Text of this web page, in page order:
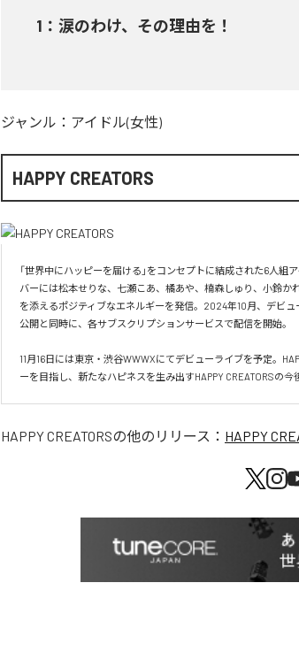
1 ： 涙のわけ、その理由を！
ジャンル： アイドル(女性)
HAPPY CREATORS
「世界中にハッピーを届ける」をコンセプトに結成された6人組
バーには松本せりな、七瀬こあ、橘あや、楠森しゅり、小鈴
を添えるポジティブなエネルギーを発信。2024年10月、デビュ
公開と同時に、各サブスクリプションサービスで配信を開始。
11月16日には東京・渋谷WWWXにてデビューライブを予定。
ーを目指し、新たなハピネスを生み出すHAPPY CREATORSの今
HAPPY CREATORSの他のリリース： HAPPY